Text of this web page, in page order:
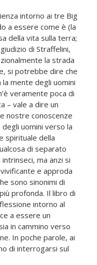
intorno ai tre Big
a essere come è (la
della vita sulla terra;
di Straffelini,
la strada
si potrebbe dire che
mente degli uomini
veramente poca di
– vale a dire un
nostre conoscenze
uomini verso la
spirituale della
di separato
ma anzi si
e approda
sono sinonimi di
profonda. Il libro di
intorno al
a essere un
in cammino verso
In poche parole, ai
di interrogarsi sul